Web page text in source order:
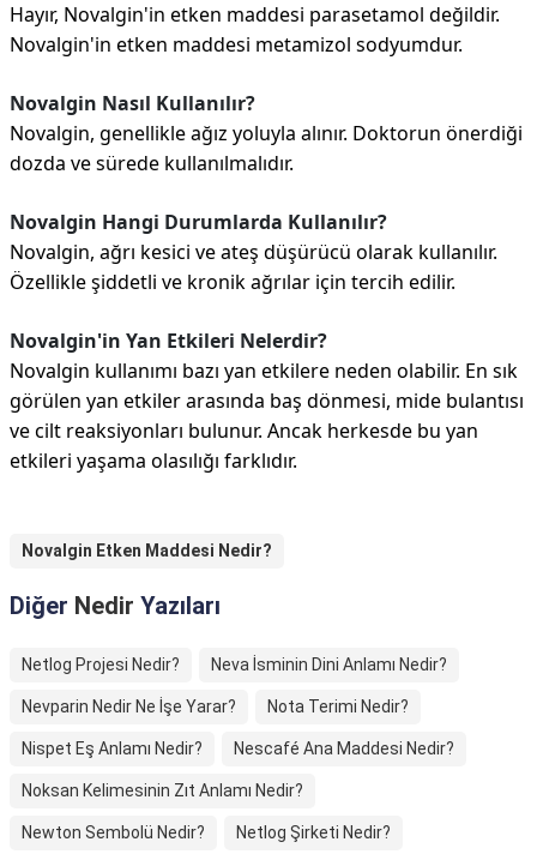
Hayır, Novalgin'in etken maddesi parasetamol değildir.
Novalgin'in etken maddesi metamizol sodyumdur.
Novalgin Nasıl Kullanılır?
Novalgin, genellikle ağız yoluyla alınır. Doktorun önerdiği
dozda ve sürede kullanılmalıdır.
Novalgin Hangi Durumlarda Kullanılır?
Novalgin, ağrı kesici ve ateş düşürücü olarak kullanılır.
Özellikle şiddetli ve kronik ağrılar için tercih edilir.
Novalgin'in Yan Etkileri Nelerdir?
Novalgin kullanımı bazı yan etkilere neden olabilir. En sık
görülen yan etkiler arasında baş dönmesi, mide bulantısı
ve cilt reaksiyonları bulunur. Ancak herkesde bu yan
etkileri yaşama olasılığı farklıdır.
Novalgin Etken Maddesi Nedir?
Diğer Nedir Yazıları
Netlog Projesi Nedir? Neva İsminin Dini Anlamı Nedir?
Nevparin Nedir Ne İşe Yarar? Nota Terimi Nedir?
Nispet Eş Anlamı Nedir? Nescafé Ana Maddesi Nedir?
Noksan Kelimesinin Zıt Anlamı Nedir?
Newton Sembolü Nedir? Netlog Şirketi Nedir?